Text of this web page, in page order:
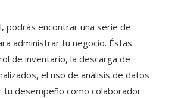
podrás encontrar una serie de
administrar tu negocio. Éstas
de inventario, la descarga de
el uso de análisis de datos
tu desempeño como colaborador